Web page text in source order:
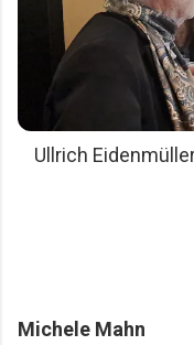
Ullrich
Michele Mahn